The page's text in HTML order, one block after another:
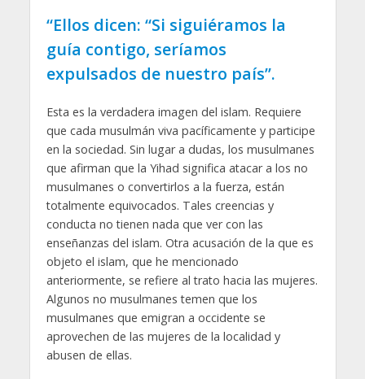
“Ellos dicen: “Si siguiéramos la
guía contigo, seríamos
expulsados de nuestro país”.
Esta es la verdadera imagen del islam. Requiere
que cada musulmán viva pacíficamente y participe
en la sociedad. Sin lugar a dudas, los musulmanes
que afirman que la Yihad significa atacar a los no
musulmanes o convertirlos a la fuerza, están
totalmente equivocados. Tales creencias y
conducta no tienen nada que ver con las
enseñanzas del islam. Otra acusación de la que es
objeto el islam, que he mencionado
anteriormente, se refiere al trato hacia las mujeres.
Algunos no musulmanes temen que los
musulmanes que emigran a occidente se
aprovechen de las mujeres de la localidad y
abusen de ellas.